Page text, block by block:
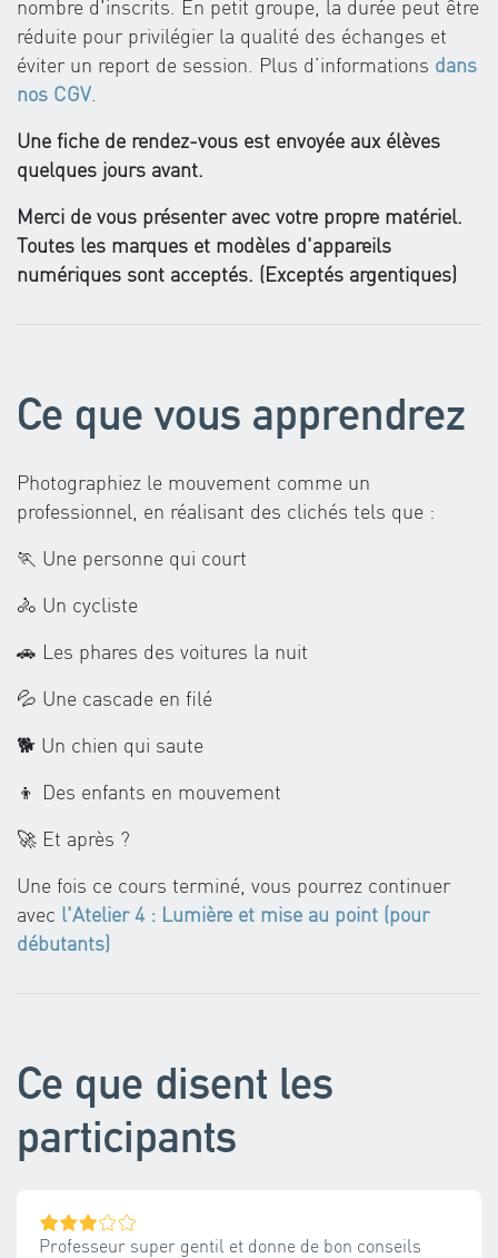
nombre d'inscrits. En petit groupe, la durée peut être
réduite pour privilégier la qualité des échanges et
éviter un report de session. Plus d’informations dans
nos CGV
Une fiche de rendez-vous est envoyée aux élèves
quelques jours avant.
Merci de vous présenter avec votre propre matériel.
Toutes les marques et modèles d'appareils
numériques sont acceptés. (Exceptés argentiques)
Ce que vous apprendrez
Photographiez le mouvement comme un
professionnel, en réalisant des clichés tels que :
🏃 Une personne qui court
🚴 Un cycliste
🚗 Les phares des voitures la nuit
💦 Une cascade en filé
🐕 Un chien qui saute
👦 Des enfants en mouvement
🚀 Et après ?
Une fois ce cours terminé, vous pourrez continuer
avec l'Atelier 4 : Lumière et mise au point (pour
débutants)
Ce que disent les
participants
Professeur super gentil et donne de bon conseils